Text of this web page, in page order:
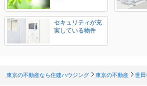
セキュリティが充
実している物件
東京の不動産なら住建ハウジング 東京の不動産 世田